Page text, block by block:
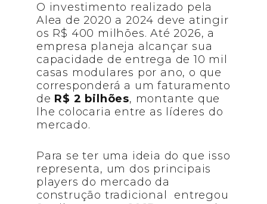
O investimento realizado pela
Alea de 2020 a 2024 deve atingir
os R$ 400 milhões. Até 2026, a
empresa planeja alcançar sua
capacidade de entrega de 10 mil
casas modulares por ano, o que
corresponderá a um faturamento
de R$ 2 bilhões, montante que
lhe colocaria entre as líderes do
mercado.
Para se ter uma ideia do que isso
representa, um dos principais
players do mercado da
construção tradicional entregou